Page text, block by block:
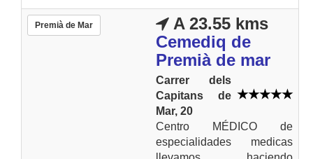
Premià de Mar
A 23.55 kms
Cemediq de
Premià de mar
Carrer dels
Capitans de
Mar, 20
Centro MÉDICO de
especialidades medicas